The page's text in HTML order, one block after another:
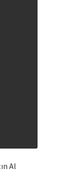
Al